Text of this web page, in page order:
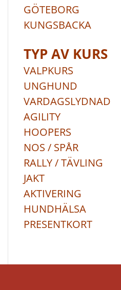
GÖTEBORG
KUNGSBACKA
TYP AV KURS
VALPKURS
UNGHUND
VARDAGSLYDNAD
AGILITY
HOOPERS
NOS / SPÅR
RALLY / TÄVLING
JAKT
AKTIVERING
HUNDHÄLSA
PRESENTKORT